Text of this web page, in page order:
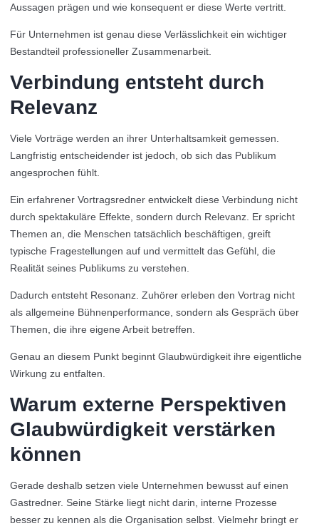
Aussagen prägen und wie konsequent er diese Werte vertritt.
Für Unternehmen ist genau diese Verlässlichkeit ein wichtiger
Bestandteil professioneller Zusammenarbeit.
Verbindung entsteht durch
Relevanz
Viele Vorträge werden an ihrer Unterhaltsamkeit gemessen.
Langfristig entscheidender ist jedoch, ob sich das Publikum
angesprochen fühlt.
Ein erfahrener Vortragsredner entwickelt diese Verbindung nicht
durch spektakuläre Effekte, sondern durch Relevanz. Er spricht
Themen an, die Menschen tatsächlich beschäftigen, greift
typische Fragestellungen auf und vermittelt das Gefühl, die
Realität seines Publikums zu verstehen.
Dadurch entsteht Resonanz. Zuhörer erleben den Vortrag nicht
als allgemeine Bühnenperformance, sondern als Gespräch über
Themen, die ihre eigene Arbeit betreffen.
Genau an diesem Punkt beginnt Glaubwürdigkeit ihre eigentliche
Wirkung zu entfalten.
Warum externe Perspektiven
Glaubwürdigkeit verstärken
können
Gerade deshalb setzen viele Unternehmen bewusst auf einen
Gastredner. Seine Stärke liegt nicht darin, interne Prozesse
besser zu kennen als die Organisation selbst. Vielmehr bringt er